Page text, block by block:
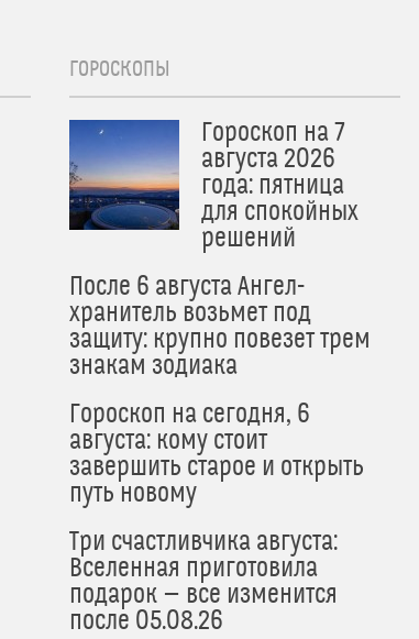
ГОРОСКОПЫ
Гороскоп на 7
августа 2026
года: пятница
для спокойных
решений
После 6 августа Ангел-
хранитель возьмет под
защиту: крупно повезет трем
знакам зодиака
Гороскоп на сегодня, 6
августа: кому стоит
завершить старое и открыть
путь новому
Три счастливчика августа:
Вселенная приготовила
подарок — все изменится
после 05.08.26